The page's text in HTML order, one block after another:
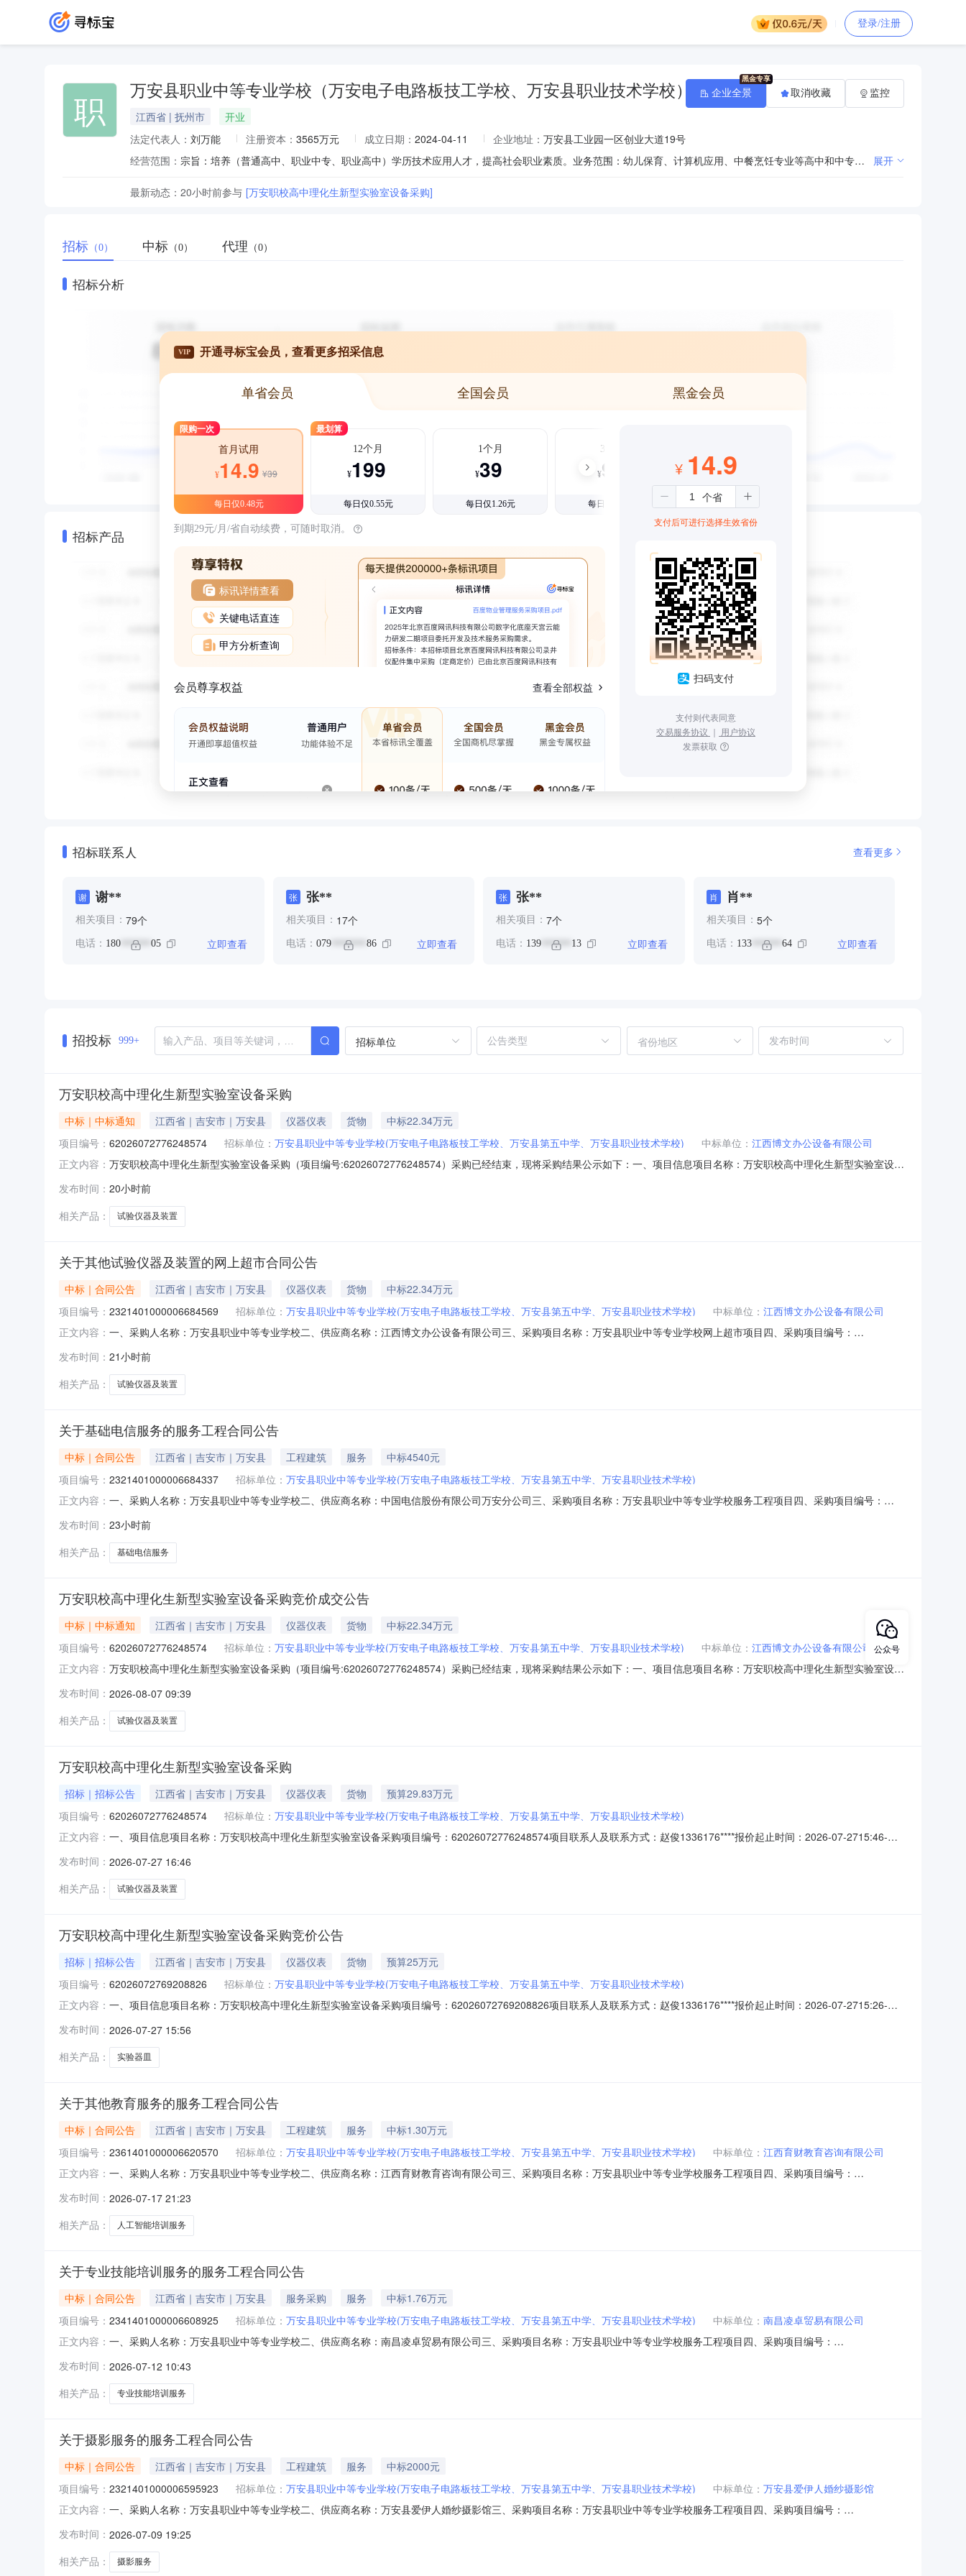
登录/注册
职 万安县职业中等专业学校（万安电子电路板技工学校、万安县职业技术学校）
江西省 | 抚州市
开业
法定代表人： 刘万能 注册资本： 3565万元 成立日期： 2024-04-11 企业地址： 万安县工业园一区创业大道19号
经营范围：
宗旨：培养（普通高中、职业中专、职业高中）学历技术应用人才，提高社会职业素质。业务范围：幼儿保育、计算机应用、中餐烹饪专业等高中和中专学历教育及相关职业培训。 展开
最新动态： 20小时前参与 [万安职校高中理化生新型实验室设备采购]
企业全景 取消收藏 监控
招标 （0） 中标 （0） 代理 （0）
招标分析
招标产品
VIP 开通寻标宝会员，查看更多招采信息
单省会员 全国会员 黑金会员
限购一次
首月试用
¥14.9 ¥39
每日仅0.48元
最划算
12个月
¥199
每日仅0.55元
1个月
¥39
每日仅1.26元
3个月
¥99
每日仅1.08元
到期29元/月/省自动续费，可随时取消。
标讯详情查看
关键电话直连
甲方分析查询
会员尊享权益 查看全部权益
¥ 14.9
支付后可进行选择生效省份
扫码支付
支付则代表同意
交易服务协议 ｜ 用户协议
发票获取
招标联系人 查看更多
谢 谢**
相关项目： 79个
电话： 180 ****** 05 立即查看
张 张**
相关项目： 17个
电话： 079******* 86 立即查看
张 张**
相关项目： 7个
电话： 139 ****** 13 立即查看
肖 肖**
相关项目： 5个
电话： 133****** 64 立即查看
招投标 999+ 招标单位 省份地区
万安职校高中理化生新型实验室设备采购
中标｜中标通知 江西省｜吉安市｜万安县 仪器仪表 货物
中标22.34万元
项目编号： 62026072776248574 招标单位： 万安县职业中等专业学校(万安电子电路板技工学校、万安县第五中学、万安县职业技术学校) 中标单位： 江西博文办公设备有限公司
正文内容： 万安职校高中理化生新型实验室设备采购（项目编号:62026072776248574）采购已经结束，现将采购结果公示如下：一、项目信息项目名称：万安职校高中理化生新型实验室设备
2715:46-2026-08-0318:00二、采购单位信息采购单位名称：万安县职业中等专业学校采购单位地址：江西省吉安市万安县万安县工业园区一区创业大
发布时间： 20小时前
相关产品：
试验仪器及装置
关于其他试验仪器及装置的网上超市合同公告
中标｜合同公告 江西省｜吉安市｜万安县 仪器仪表 货物
中标22.34万元
项目编号： 2321401000006684569 招标单位： 万安县职业中等专业学校(万安电子电路板技工学校、万安县第五中学、万安县职业技术学校) 中标单位： 江西博文办公设备有限公司
正文内容： 一、采购人名称：万安县职业中等专业学校二、供应商名称：江西博文办公设备有限公司三、采购项目名称：万安县职业中等专业学校网上超市项目四、采购项目编号：
置组1.00223458.5223458.5服务要求或标的基本概况：七、其它事项：无八、联系方式1、采购人名称：万安县职业中等专业学校联系人：谢丽华联系电话：1807967*
发布时间： 21小时前
相关产品：
试验仪器及装置
关于基础电信服务的服务工程合同公告
中标｜合同公告 江西省｜吉安市｜万安县 工程建筑 服务
中标4540元
项目编号： 2321401000006684337 招标单位： 万安县职业中等专业学校(万安电子电路板技工学校、万安县第五中学、万安县职业技术学校)
中标单位： 中国电信股份有限公司万安分公司
正文内容： 一、采购人名称：万安县职业中等专业学校二、供应商名称：中国电信股份有限公司万安分公司三、采购项目名称：万安县职业中等专业学校服务工程项目四、采购项目编号：
的基本概况：七、其它事项：无八、联系方式1、采购人名称：万安县职业中等专业学校联系人：谢丽华联系电话：1807967****传真：地址：万安县工业园区一区创业
发布时间： 23小时前
相关产品：
基础电信服务
万安职校高中理化生新型实验室设备采购竞价成交公告
中标｜中标通知 江西省｜吉安市｜万安县 仪器仪表 货物
中标22.34万元
项目编号： 62026072776248574 招标单位： 万安县职业中等专业学校(万安电子电路板技工学校、万安县第五中学、万安县职业技术学校) 中标单位： 江西博文办公设备有限公司
正文内容： 万安职校高中理化生新型实验室设备采购（项目编号:62026072776248574）采购已经结束，现将采购结果公示如下：一、项目信息项目名称：万安职校高中理化生新型实验室设备
2715:46-2026-08-0318:00二、采购单位信息采购单位名称：万安县职业中等专业学校采购单位地址：江西省吉安市万安县万安县工业园区一区创业大
发布时间： 2026-08-07 09:39
相关产品：
试验仪器及装置
万安职校高中理化生新型实验室设备采购
招标｜招标公告 江西省｜吉安市｜万安县 仪器仪表 货物
预算29.83万元
项目编号： 62026072776248574 招标单位： 万安县职业中等专业学校(万安电子电路板技工学校、万安县第五中学、万安县职业技术学校)
正文内容： 一、项目信息项目名称：万安职校高中理化生新型实验室设备采购项目编号：62026072776248574项目联系人及联系方式：赵俊1336176****报价起止时间：2026-07-2715:46-
核心参数要求:商品类目:其他试验仪器及装置;次要参数要求:采购要求:详见附件;1组298342.90-买家留言：-附件：高中理化生新型实验室整体方
发布时间： 2026-07-27 16:46
相关产品：
试验仪器及装置
万安职校高中理化生新型实验室设备采购竞价公告
招标｜招标公告 江西省｜吉安市｜万安县 仪器仪表 货物
预算25万元
项目编号： 62026072769208826 招标单位： 万安县职业中等专业学校(万安电子电路板技工学校、万安县第五中学、万安县职业技术学校)
正文内容： 一、项目信息项目名称：万安职校高中理化生新型实验室设备采购项目编号：62026072769208826项目联系人及联系方式：赵俊1336176****报价起止时间：2026-07-2715:26-
求:商品类目:实验器皿;次要参数要求:采购要求:详见附件;1台250000.00-买家留言：-附件：高中理化生新型实验室整体方案2026-07-2
发布时间： 2026-07-27 15:56
相关产品：
实验器皿
关于其他教育服务的服务工程合同公告
中标｜合同公告 江西省｜吉安市｜万安县 工程建筑 服务
中标1.30万元
项目编号： 2361401000006620570 招标单位： 万安县职业中等专业学校(万安电子电路板技工学校、万安县第五中学、万安县职业技术学校) 中标单位： 江西育财教育咨询有限公司
正文内容： 一、采购人名称：万安县职业中等专业学校二、供应商名称：江西育财教育咨询有限公司三、采购项目名称：万安县职业中等专业学校服务工程项目四、采购项目编号：
求或标的基本概况：七、其它事项：无八、联系方式1、采购人名称：万安县职业中等专业学校联系人：谢丽华联系电话：1807967****传真：地址：万安县工业园区一区创
发布时间： 2026-07-17 21:23
相关产品：
人工智能培训服务
关于专业技能培训服务的服务工程合同公告
中标｜合同公告 江西省｜吉安市｜万安县 服务采购 服务
中标1.76万元
项目编号： 2341401000006608925 招标单位： 万安县职业中等专业学校(万安电子电路板技工学校、万安县第五中学、万安县职业技术学校) 中标单位： 南昌凌卓贸易有限公司
正文内容： 一、采购人名称：万安县职业中等专业学校二、供应商名称：南昌凌卓贸易有限公司三、采购项目名称：万安县职业中等专业学校服务工程项目四、采购项目编号：
集成电路赛道项目辅助指导项1.001761017610服务要求或标的基本概况：七、其它事项：无八、联系方式1、采购人名称：万安县职业中等专业学校联系人：谢丽华联系电话：
1807
发布时间： 2026-07-12 10:43
相关产品：
专业技能培训服务
关于摄影服务的服务工程合同公告
中标｜合同公告 江西省｜吉安市｜万安县 工程建筑 服务
中标2000元
项目编号： 2321401000006595923 招标单位： 万安县职业中等专业学校(万安电子电路板技工学校、万安县第五中学、万安县职业技术学校) 中标单位： 万安县爱伊人婚纱摄影馆
正文内容： 一、采购人名称：万安县职业中等专业学校二、供应商名称：万安县爱伊人婚纱摄影馆三、采购项目名称：万安县职业中等专业学校服务工程项目四、采购项目编号：
本概况：七、其它事项：无八、联系方式1、采购人名称：万安县职业中等专业学校联系人：谢丽华联系电话：1807967****传真：地址：万安县工业园区一区创业大道19号2
发布时间： 2026-07-09 19:25
相关产品：
摄影服务
公众号